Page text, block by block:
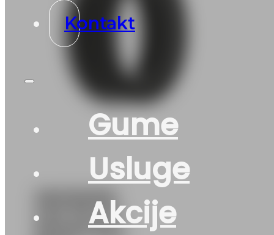
Kontakt
Gume
Usluge
Akcije
265/60R18
4X4 PILOT-